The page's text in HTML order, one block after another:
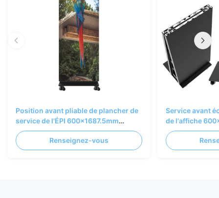
Position avant pliable de plancher de
service de l'ÉPI 600x1687.5mm
d'affiche de P1.25 Smart LED
Renseignez-vous
Service avant
de l'affiche
commune de